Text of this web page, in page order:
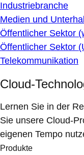
Industriebranche
Medien und
Öffentlicher Sektor
Öffentlicher Sektor
Telekommunikation
Cloud-
Lernen Sie in der
Sie unsere Cloud-
eigenen Tempo
Produkte